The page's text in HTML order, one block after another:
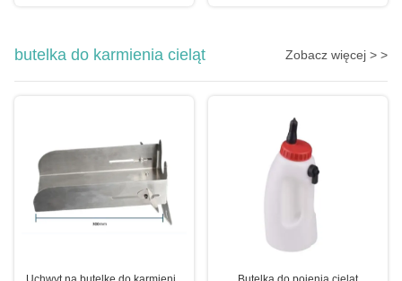
butelka do karmienia cieląt Zobacz więcej > >